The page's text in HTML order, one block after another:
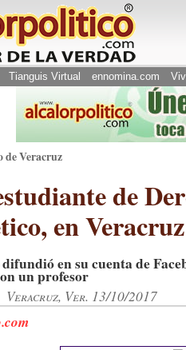
Tianguis Virtual ennomina.com
de Veracruz
de
en Veracruz
en su cuenta de
un profesor
Veracruz, Ver. 13/10/2017